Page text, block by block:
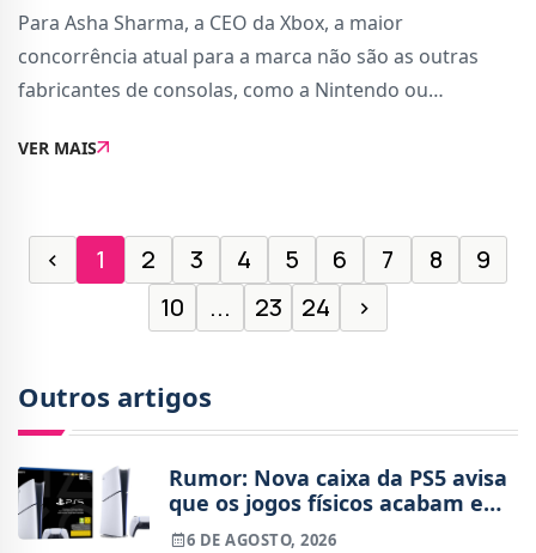
Para Asha Sharma, a CEO da Xbox, a maior
concorrência atual para a marca não são as outras
fabricantes de consolas, como a Nintendo ou
atenção.Estas foram as palavras de Sharma, que
VER MAIS
‹ 1 2 3 4 5 6 7 8
9
10
... 23 24 ›
Outros artigos
Rumor: Nova caixa da PS5 avisa
que os jogos físicos acabam em
2028
6 DE AGOSTO, 2026